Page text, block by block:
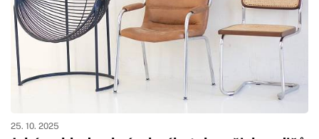
25. 10. 2025